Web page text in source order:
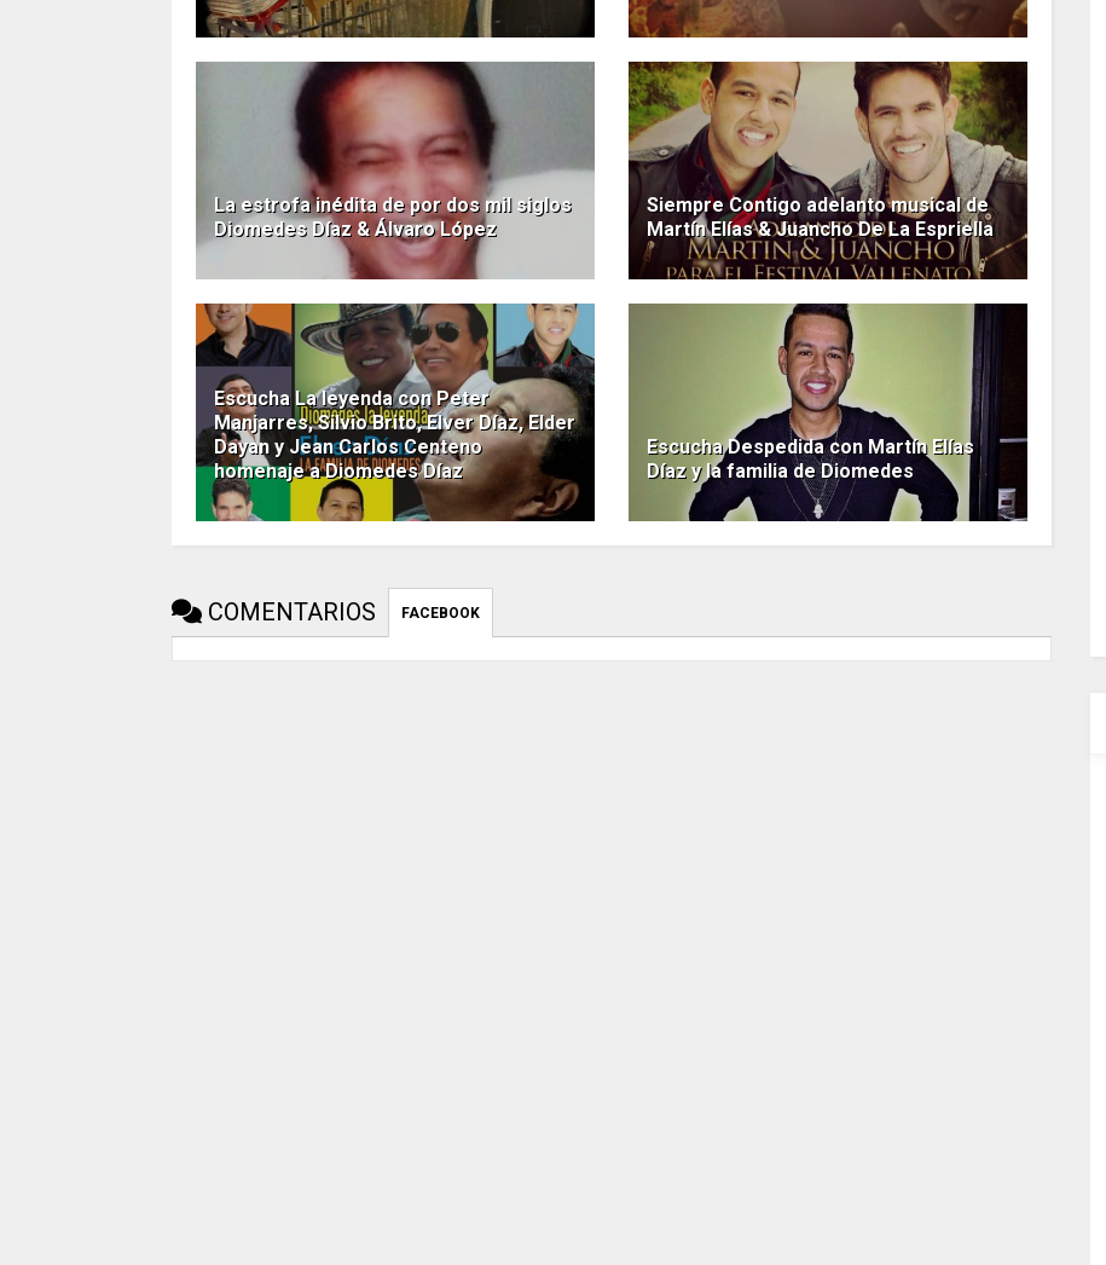
La estrofa inédita de por dos mil siglos
Diomedes Díaz & Álvaro López
Siempre Contigo adelanto musical de
Martín Elías & Juancho De La Espriella
Escucha La leyenda con Peter
Manjarres, Silvio Brito, Elver Díaz, Elder
Dayan y Jean Carlos Centeno
homenaje a Diomedes Díaz
Escucha Despedida con Martín Elías
Díaz y la familia de Diomedes
COMENTARIOS FACEBOOK